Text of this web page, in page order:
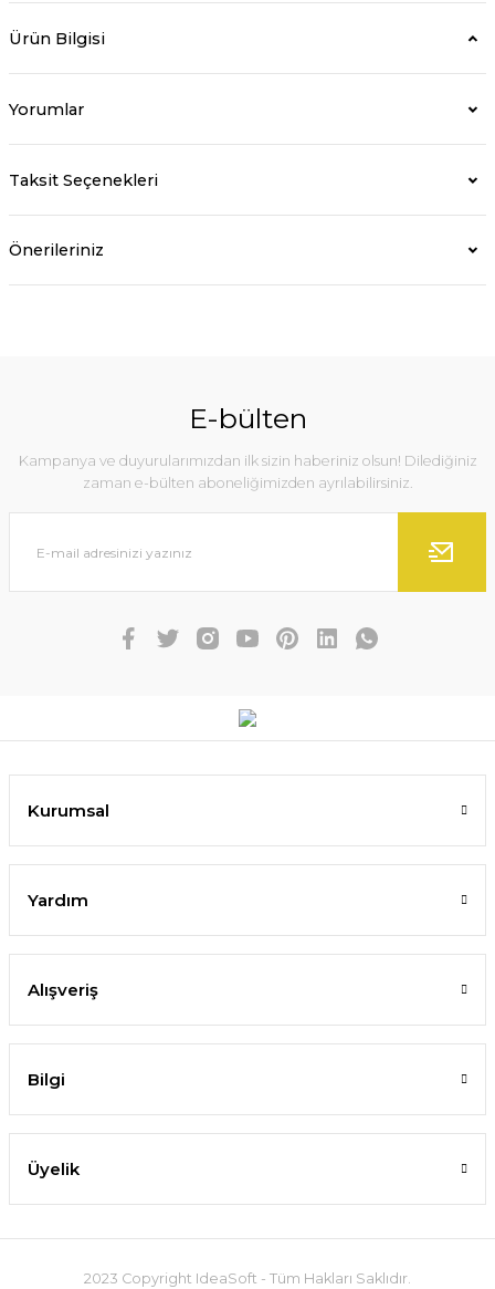
Ürün Bilgisi
Yorumlar
Taksit Seçenekleri
Önerileriniz
E-bülten
Kampanya ve duyurularımızdan ilk sizin haberiniz olsun! Dilediğiniz
zaman e-bülten aboneliğimizden ayrılabilirsiniz.
Kurumsal
Yardım
Alışveriş
Bilgi
Üyelik
2023 Copyright IdeaSoft - Tüm Hakları Saklıdır.